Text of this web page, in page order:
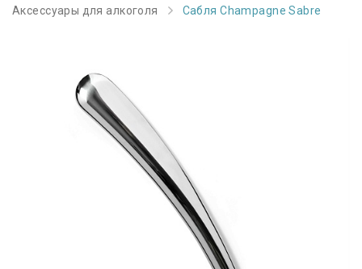
Аксессуары для алкоголя
Сабля Champagne Sabre